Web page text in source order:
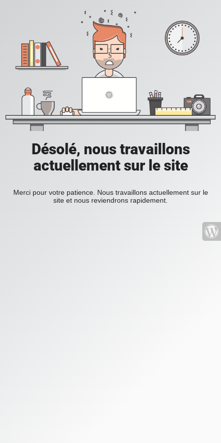
Désolé, nous travaillons
actuellement sur le site
Merci pour votre patience. Nous travaillons actuellement sur le
site et nous reviendrons rapidement.